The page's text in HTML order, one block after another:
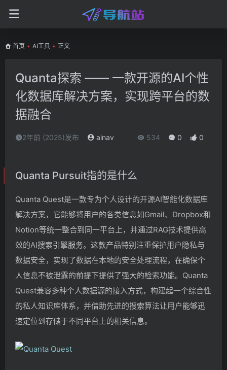
首页 • AI工具 • 正文
Quanta探索 —— 一款开源的AI个性
化数据库解决方案，实现跨平台的数
据融合
2年前 (2025)发布 ainav 534 0 0
Quanta Pursuit指的是什么
Quanta Quest是一款专为个人设计的开源AI智能化数据库
解决方案，它能够将用户的各类信息如Gmail、Dropbox和
Notion等统一整合到同一平台上，并通过RAG技术提供高
效的AI搜索引擎服务。这款产品特别注重保护用户隐私与
数据安全，实现了数据在本地的安全处理流程，在确保个
人信息不被泄露的前提下提供了强大的检索功能。Quanta
Quest兼容多种个人数据源的接入方式，构建起一个综合性
的私人知识库体系，并借助先进的搜索算法让用户能够迅
速定位到存储于不同平台上的相关信息。